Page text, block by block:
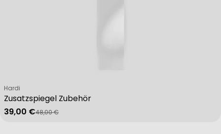
Zusatzspiegel Zubehör
Verkäufer:
Hardi
Verkaufspreis
39,00 €
Regulärer Preis
48,00 €